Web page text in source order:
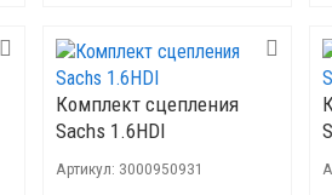
Комплект сцепления
Sachs 1.6HDI
Артикул: 3000950931